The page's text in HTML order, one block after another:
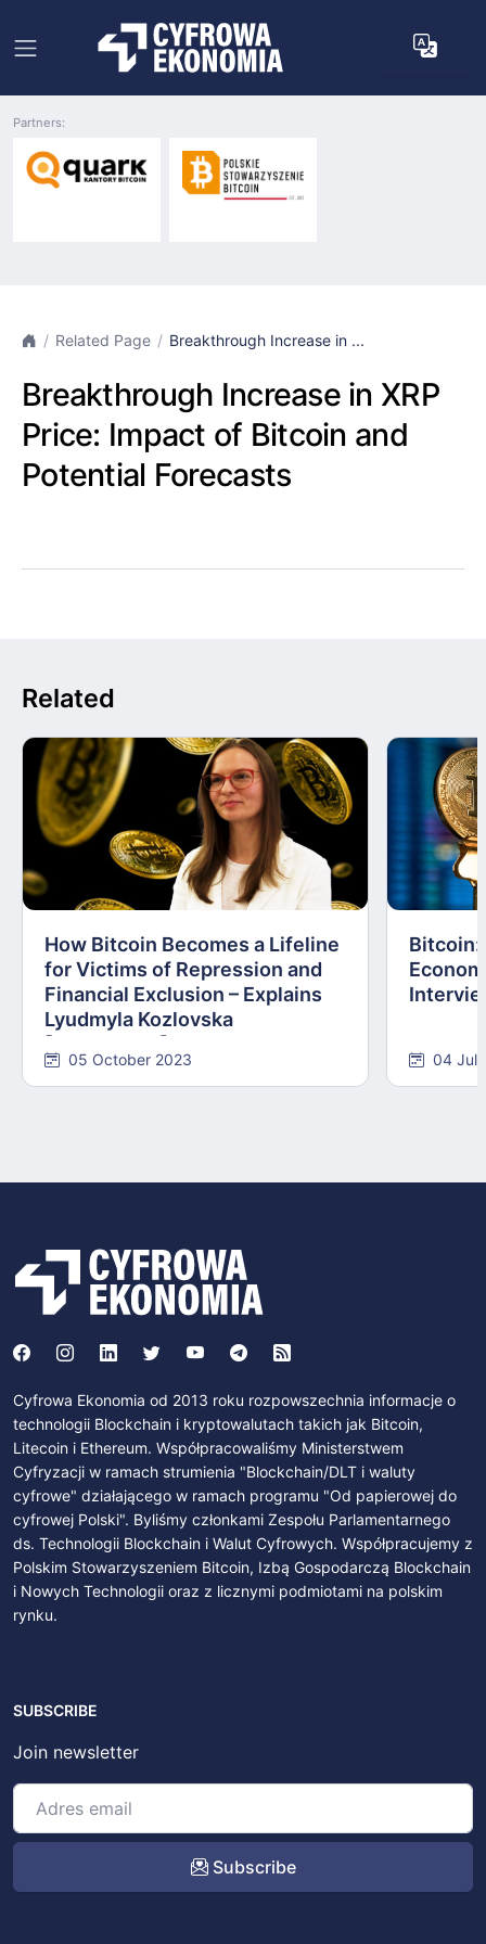
Partners:
Related Page Breakthrough Increase in ...
Breakthrough Increase in XRP
Price: Impact of Bitcoin and
Potential Forecasts
Related
How Bitcoin Becomes a Lifeline
for Victims of Repression and
Financial Exclusion – Explains
Lyudmyla Kozlovska
05 October 2023
Bitcoin:
04
Cyfrowa Ekonomia od 2013 roku rozpowszechnia informacje o
technologii Blockchain i kryptowalutach takich jak Bitcoin,
Litecoin i Ethereum. Współpracowaliśmy Ministerstwem
Cyfryzacji w ramach strumienia "Blockchain/DLT i waluty
cyfrowe" działającego w ramach programu "Od papierowej do
cyfrowej Polski". Byliśmy członkami Zespołu Parlamentarnego
ds. Technologii Blockchain i Walut Cyfrowych. Współpracujemy z
Polskim Stowarzyszeniem Bitcoin, Izbą Gospodarczą Blockchain
i Nowych Technologii oraz z licznymi podmiotami na polskim
rynku.
SUBSCRIBE
Join newsletter
Subscribe